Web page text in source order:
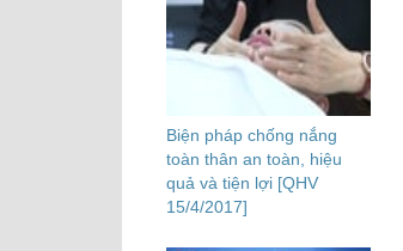
Biện pháp chống nắng
toàn thân an toàn, hiệu
quả và tiện lợi [QHV
15/4/2017]